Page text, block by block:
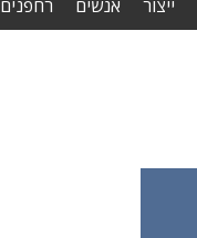
ייצור אנשים רחפנים